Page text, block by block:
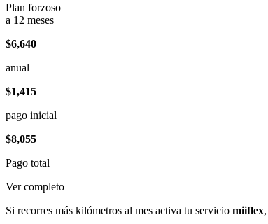
Plan forzoso
a 12 meses
$6,640
anual
$1,415
pago inicial
$8,055
Pago total
Ver completo
Si recorres más kilómetros al mes activa tu servicio miiflex